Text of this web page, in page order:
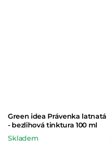
Green idea Právenka latnatá
- bezlihová tinktura 100 ml
Skladem